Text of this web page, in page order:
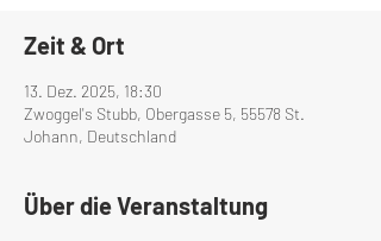
Zeit & Ort
13. Dez. 2025, 18:30
Zwoggel's Stubb, Obergasse 5, 55578 St.
Johann, Deutschland
Über die Veranstaltung